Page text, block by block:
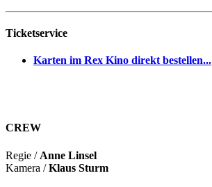
Ticketservice
Karten im Rex Kino direkt bestellen...
CREW
Regie / Anne Linsel
Kamera /Klaus Sturm